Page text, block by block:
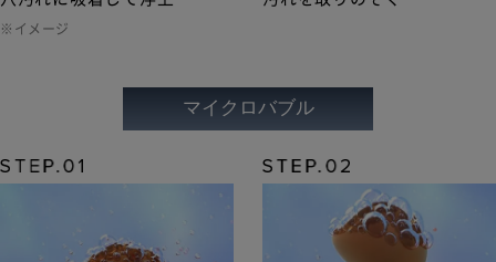
※イメージ
マイクロバブル